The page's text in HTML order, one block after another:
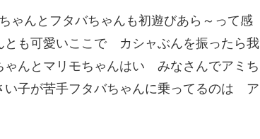
とフタバちゃんも初遊びあら～って感
も可愛いここで カシャぶんを振ったら我
んとマリモちゃんはい みなさんでアミち
子が苦手フタバちゃんに乗ってるのは ア